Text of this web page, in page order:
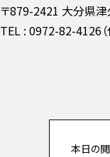
本日の
〒879-2421 大分県
TEL : 0972-82-4126（